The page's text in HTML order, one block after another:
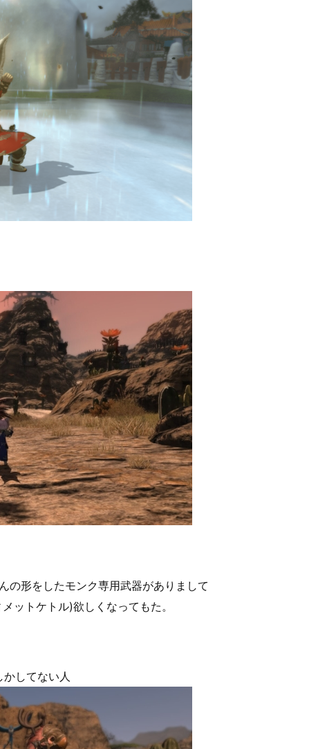
形をしたモンク専用武器がありまして
ットケトル)欲しくなってもた。
してない人